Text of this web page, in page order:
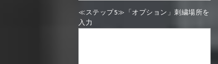
≪ステップ5≫「オプション」刺繍場所を
入力